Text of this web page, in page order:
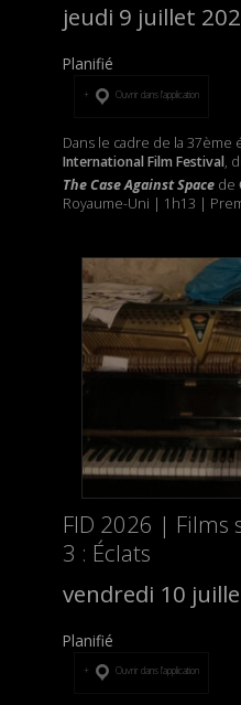
jeudi 9 juillet
Planifié
Ouvrir dans l’application
Dans le cadre de la 37ème
International Film Festival,
The Case Against Spacede
Royaume-Uni | 1h13 |
FID 2026 | Films
3 : Éclats
vendredi 10
Planifié
Ouvrir dans l’application